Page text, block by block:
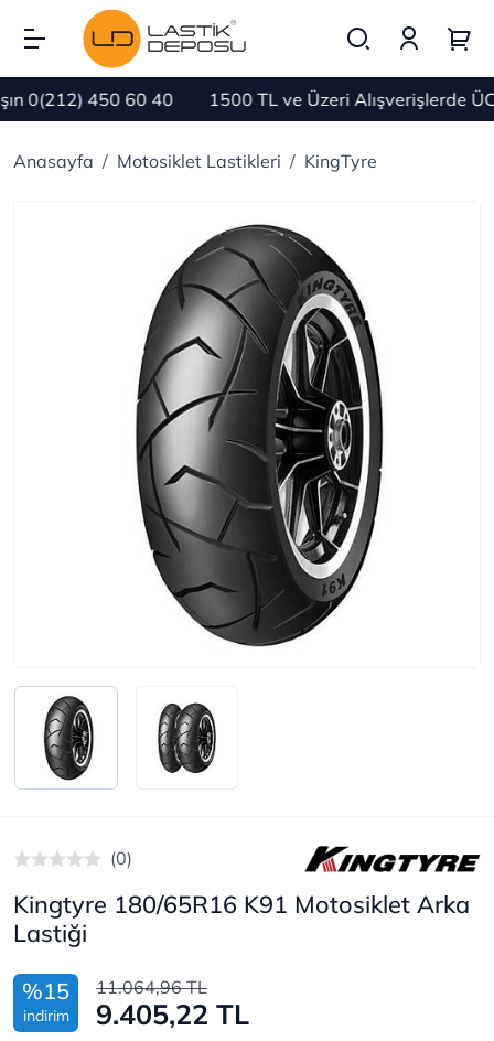
0(212) 450 60 40 1500 TL ve Üzeri Alışverişlerde
Anasayfa Motosiklet Lastikleri KingTyre
(0)
Kingtyre 180/65R16 K91 Motosiklet Arka
Lastiği
%15
indirim
11.064,96 TL
9.405,22 TL